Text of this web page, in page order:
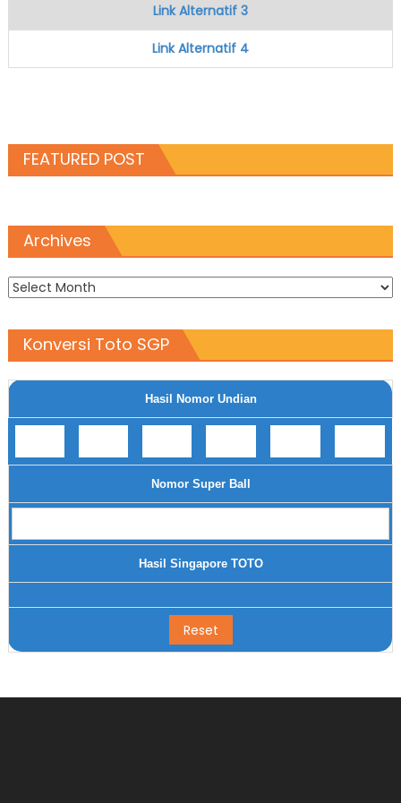
Link Alternatif 3
Link Alternatif 4
FEATURED POST
Archives
Archives
Konversi Toto SGP
Hasil Nomor Undian
Nomor Super Ball
Hasil Singapore TOTO